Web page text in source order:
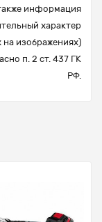
информация
характер
на изображениях)
п. 2 ст. 437 ГК
РФ.